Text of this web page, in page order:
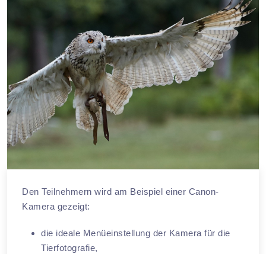
Den Teilnehmern wird am Beispiel einer Canon-
Kamera gezeigt:
die ideale Menüeinstellung der Kamera für die
Tierfotografie,